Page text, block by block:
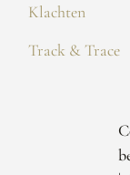
Klachten
Track & Trace